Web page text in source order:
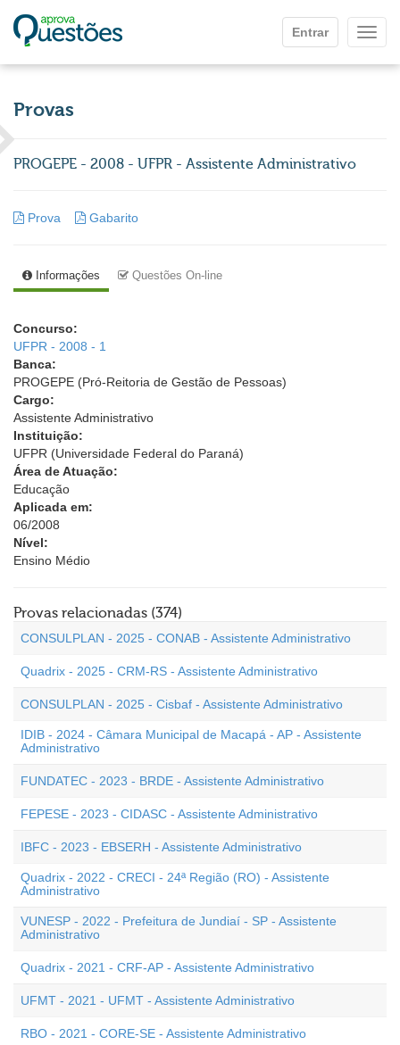
Entrar
Provas
PROGEPE - 2008 - UFPR - Assistente Administrativo
Prova Gabarito
Informações Questões On-line
Concurso:
UFPR - 2008 - 1
Banca:
PROGEPE (Pró-Reitoria de Gestão de Pessoas)
Cargo:
Assistente Administrativo
Instituição:
UFPR (Universidade Federal do Paraná)
Área de Atuação:
Educação
Aplicada em:
06/2008
Nível:
Ensino Médio
Provas relacionadas (374)
CONSULPLAN - 2025 - CONAB - Assistente Administrativo
Quadrix - 2025 - CRM-RS - Assistente Administrativo
CONSULPLAN - 2025 - Cisbaf - Assistente Administrativo
IDIB - 2024 - Câmara Municipal de Macapá - AP - Assistente
Administrativo
FUNDATEC - 2023 - BRDE - Assistente Administrativo
FEPESE - 2023 - CIDASC - Assistente Administrativo
IBFC - 2023 - EBSERH - Assistente Administrativo
Quadrix - 2022 - CRECI - 24ª Região (RO) - Assistente
Administrativo
VUNESP - 2022 - Prefeitura de Jundiaí - SP - Assistente
Administrativo
Quadrix - 2021 - CRF-AP - Assistente Administrativo
UFMT - 2021 - UFMT - Assistente Administrativo
RBO - 2021 - CORE-SE - Assistente Administrativo